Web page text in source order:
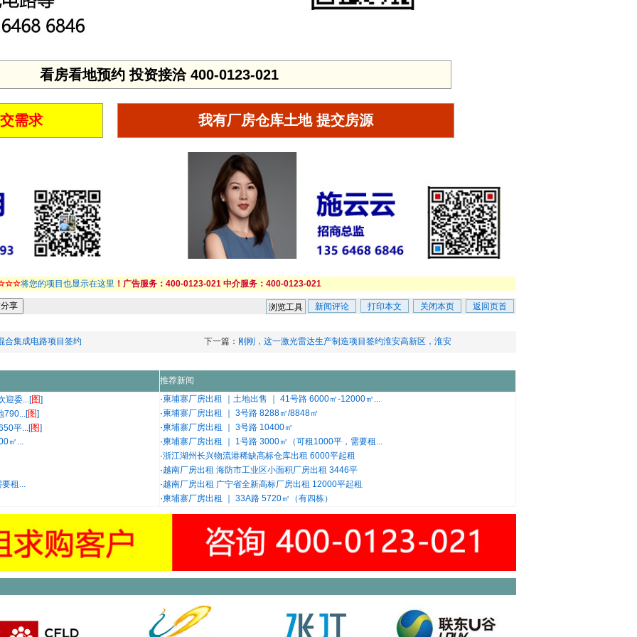
看房看地预约 投资接洽 400-0123-021
需求 我有厂房仓库土地 提交房源
将您的项目也显示在这里 ！广告服务：400-0123-021 中介服务：400-0123-021
浏览工具 新闻评论 打印本文 关闭本页 返回页首
合集成电路项目签约 下一篇： 刚刚，这一激光雷达生产制造项目签约淮安高新区，淮安
推荐新闻
迎委...[图]
790...[图]
平...[图]
㎡...
租...
·柬埔寨厂房出租 ｜土地出售 ｜ 41号路 6000㎡-12000㎡...
·柬埔寨厂房出租 ｜ 3号路 8288㎡/8848㎡
·柬埔寨厂房出租 ｜ 3号路 10400㎡
·柬埔寨厂房出租 ｜ 1号路 3000㎡（可租1000平，需要租...
·浙江湖州长兴物流港稀缺高标仓库出租 6000平起租
·越南厂房出租 海防市工业区小面积厂房出租 3446平
·越南厂房出租 广宁省全新高标厂房出租 12000平起租
·柬埔寨厂房出租 ｜ 33A路 5720㎡（有四栋）